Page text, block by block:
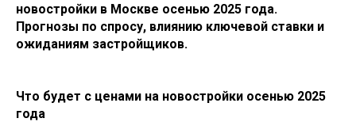
новостройки в Москве осенью 2025 года.
Прогнозы по спросу, влиянию ключевой ставки и
ожиданиям застройщиков.
Что будет с ценами на новостройки осенью 2025
года